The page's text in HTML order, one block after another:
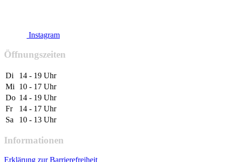
Instagram
Öffnungszeiten
Di
14 - 19 Uhr
Mi
10 - 17 Uhr
Do 14 - 19 Uhr
Fr
14 - 17 Uhr
Sa
10 - 13 Uhr
Informationen
Erklärung zur Barrierefreiheit